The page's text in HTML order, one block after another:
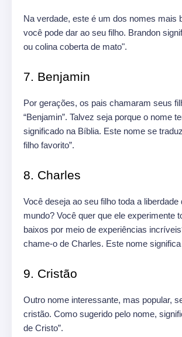
Na verdade, este é um dos nomes mais
você pode dar ao seu filho. Brandon
ou colina coberta de mato".
7. Benjamin
Por gerações, os pais chamaram seus
“Benjamin”. Talvez seja porque o nome
significado na Bíblia. Este nome se
filho favorito”.
8. Charles
Você deseja ao seu filho toda a liberdade
mundo? Você quer que ele experimente
baixos por meio de experiências
chame-o de Charles. Este nome
9. Cristão
Outro nome interessante, mas popular,
cristão. Como sugerido pelo nome,
de Cristo”.